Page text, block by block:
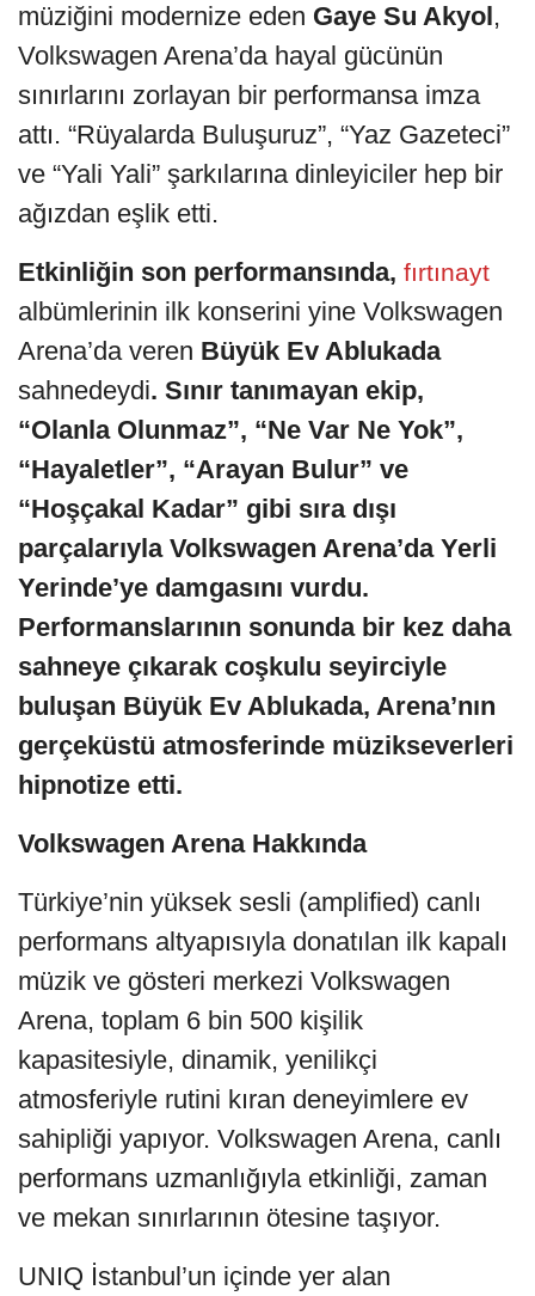
müziğini modernize eden Gaye Su Akyol,
Volkswagen Arena’da hayal gücünün
sınırlarını zorlayan bir performansa imza
attı. “Rüyalarda Buluşuruz”, “Yaz Gazeteci”
ve “Yali Yali” şarkılarına dinleyiciler hep bir
ağızdan eşlik etti.
Etkinliğin son performansında, fırtınayt
albümlerinin ilk konserini yine Volkswagen
Arena’da veren Büyük Ev Ablukada
sahnedeydi. Sınır tanımayan ekip,
“Olanla Olunmaz”, “Ne Var Ne Yok”,
“Hayaletler”, “Arayan Bulur” ve
“Hoşçakal Kadar” gibi sıra dışı
parçalarıyla Volkswagen Arena’da Yerli
Yerinde’ye damgasını vurdu.
Performanslarının sonunda bir kez daha
sahneye çıkarak coşkulu seyirciyle
buluşan Büyük Ev Ablukada, Arena’nın
gerçeküstü atmosferinde müzikseverleri
hipnotize etti.
Volkswagen Arena Hakkında
Türkiye’nin yüksek sesli (amplified) canlı
performans altyapısıyla donatılan ilk kapalı
müzik ve gösteri merkezi Volkswagen
Arena, toplam 6 bin 500 kişilik
kapasitesiyle, dinamik, yenilikçi
atmosferiyle rutini kıran deneyimlere ev
sahipliği yapıyor. Volkswagen Arena, canlı
performans uzmanlığıyla etkinliği, zaman
ve mekan sınırlarının ötesine taşıyor.
UNIQ İstanbul’un içinde yer alan